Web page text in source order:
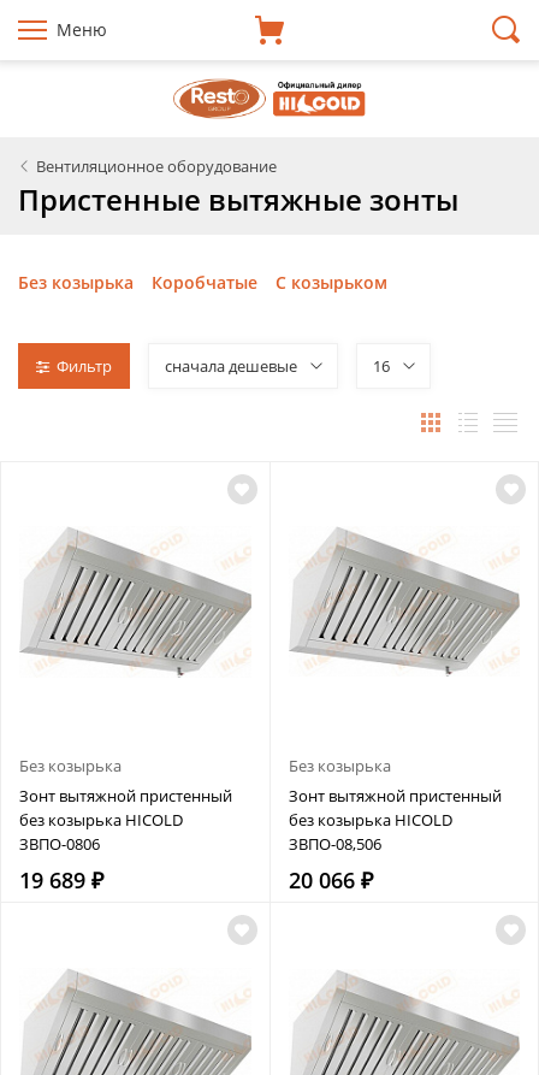
Меню
Вентиляционное оборудование
Пристенные вытяжные зонты
Без козырька Коробчатые С козырьком
Фильтр сначала дешевые 16
Без козырька
Зонт вытяжной пристенный
без козырька HICOLD
ЗВПО-0806
19 689 ₽
Без козырька
Зонт вытяжной пристенный
без козырька HICOLD
ЗВПО-08,506
20 066 ₽